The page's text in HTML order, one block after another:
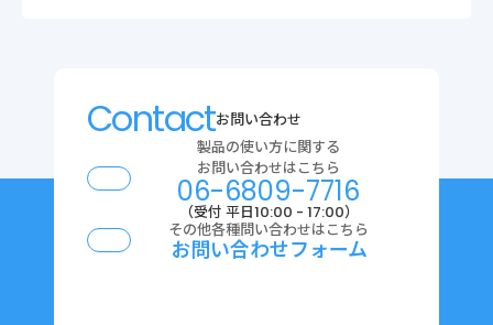
Contactお問い合わせ
製品の使い方に関する
お問い合わせはこちら
06-6809-7716
（受付 平日10:00 - 17:00）
その他各種問い合わせはこちら
お問い合わせフォーム